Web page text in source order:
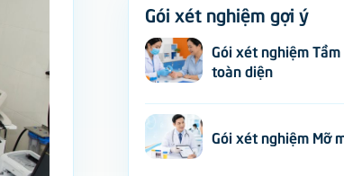
Gói xét nghiệm gợi ý
Gói xét nghiệm
toàn diện
Gói xét nghiệm Mỡ